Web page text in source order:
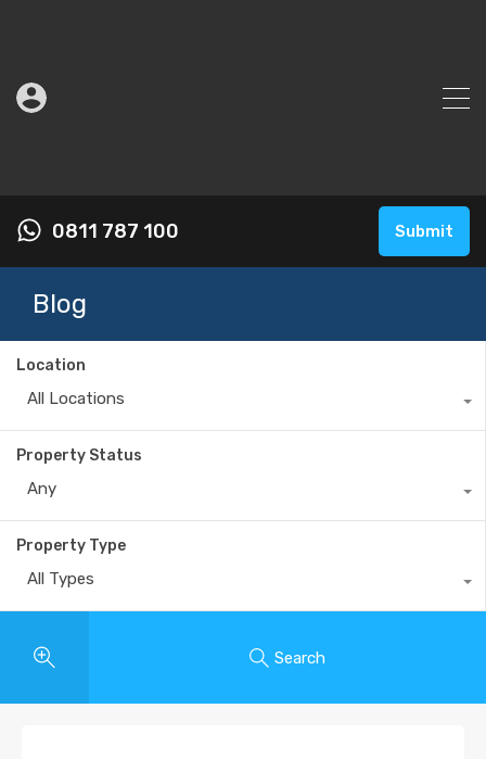
0811 787 100 Submit
Blog
Location
All Locations
Property Status
Any
Property Type
All Types
Search